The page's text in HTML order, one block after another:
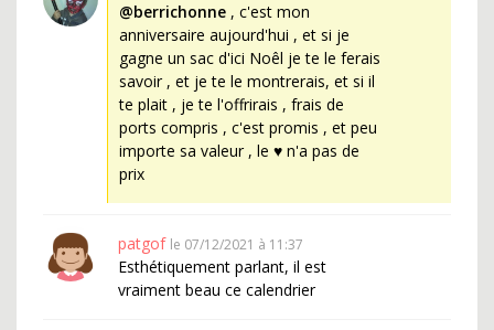
@berrichonne , c'est mon
anniversaire aujourd'hui , et si je
gagne un sac d'ici Noêl je te le ferais
savoir , et je te le montrerais, et si il
te plait , je te l'offrirais , frais de
ports compris , c'est promis , et peu
importe sa valeur , le ♥ n'a pas de
prix
patgof le 07/12/2021 à 11:37
Esthétiquement parlant, il est
vraiment beau ce calendrier